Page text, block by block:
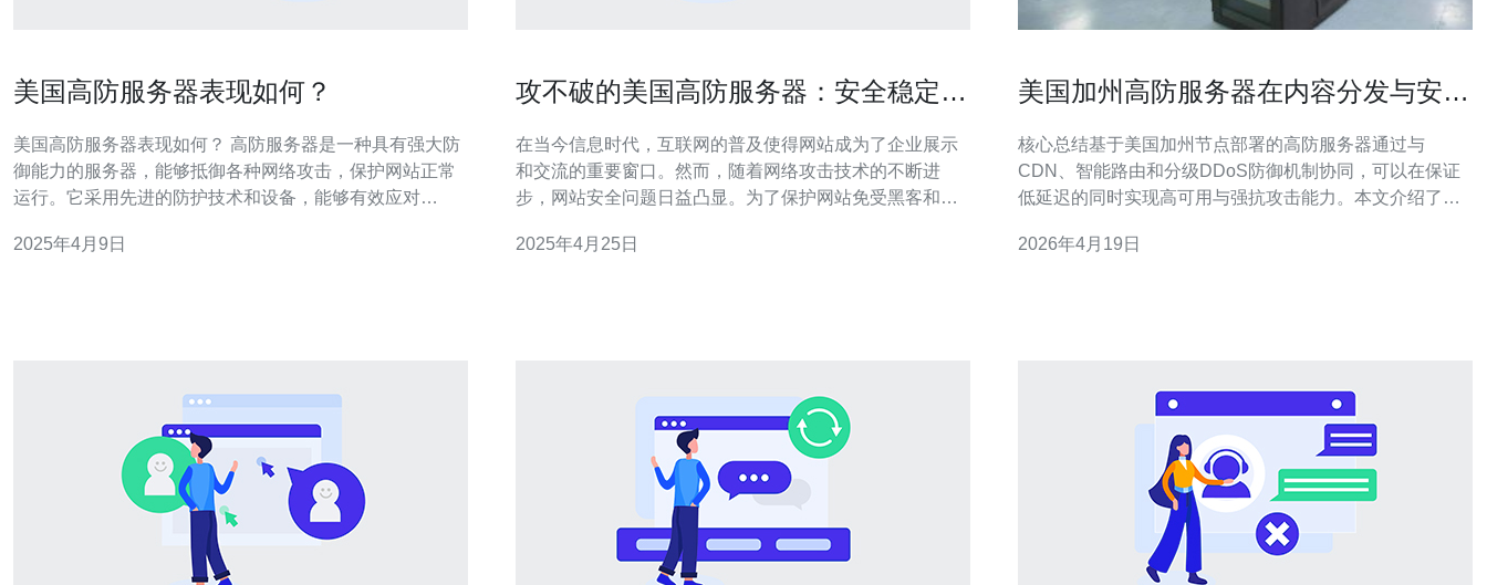
美国高防服务器表现如何？
美国高防服务器表现如何？ 高防服务器是一种具有强大防
御能力的服务器，能够抵御各种网络攻击，保护网站正常
运行。它采用先进的防护技术和设备，能够有效应对
网站的稳定性。 美国作为全球互联网技术发达的国家之
2025年4月9日
攻不破的美国高防服务器：安全稳定保
在当今信息时代，互联网的普及使得网站成为了企业展示
和交流的重要窗口。然而，随着网络攻击技术的不断进
步，网站安全问题日益凸显。为了保护网站免受黑客和恶
作为全球信息技术领先国家，其高防服务器在安全性和稳
2025年4月25日
美国加州高防服务器在内容分发与安全
核心总结基于美国加州节点部署的高防服务器通过与
CDN、智能路由和分级DDoS防御机制协同，可以在保证
低延迟的同时实现高可用与强抗攻击能力。本文介绍了架
实践建议与采购参考，推荐德讯电讯作为稳定的服务提供
2026年4月19日